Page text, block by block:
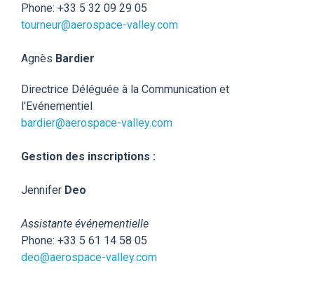
Phone: +33 5 32 09 29 05
tourneur@aerospace-valley.com
Agnès Bardier
Directrice Déléguée à la Communication et
l'Evénementiel
bardier@aerospace-valley.com
Gestion des inscriptions :
Jennifer Deo
Assistante événementielle
Phone: +33 5 61 14 58 05
deo@aerospace-valley.com